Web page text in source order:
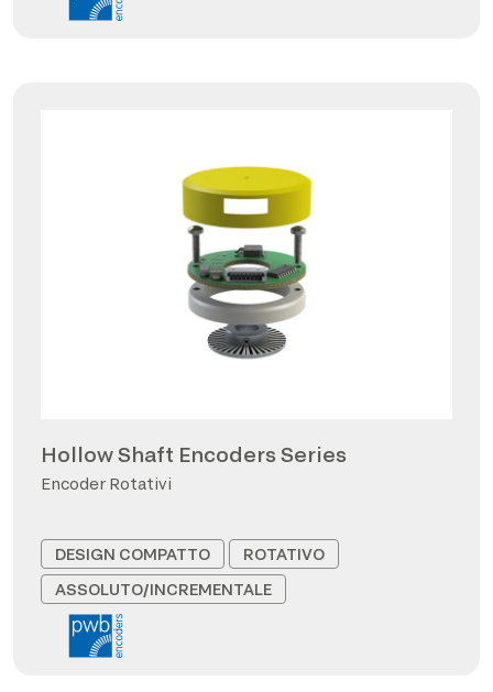
Hollow Shaft Encoders Series
Encoder Rotativi
DESIGN COMPATTO
ROTATIVO
ASSOLUTO/INCREMENTALE